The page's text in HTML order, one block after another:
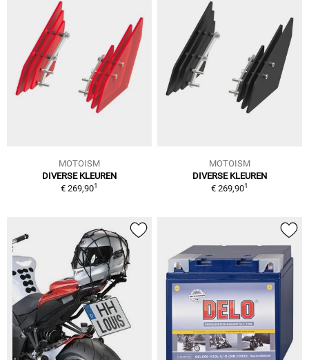
MOTOISM
DIVERSE KLEUREN
€ 269,901
MOTOISM
DIVERSE KLEUREN
€ 269,901